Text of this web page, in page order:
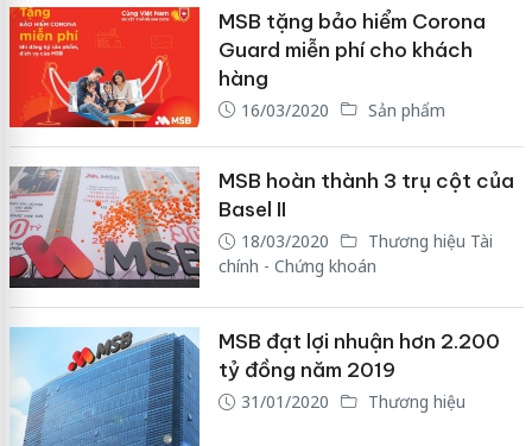
MSB tặng bảo hiểm Corona
Guard miễn phí cho khách
hàng
16/03/2020 Sản phẩm
MSB hoàn thành 3 trụ cột của
Basel II
18/03/2020
Thương hiệu Tài
chính - Chứng khoán
MSB đạt lợi nhuận hơn 2.200
tỷ đồng năm 2019
31/01/2020 Thương hiệu